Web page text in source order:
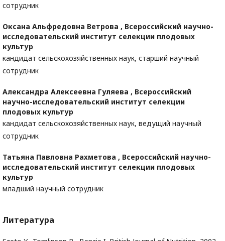
сотрудник
Оксана Альфредовна Ветрова , Всероссийский научно-
исследовательский институт селекции плодовых
культур
кандидат сельскохозяйственных наук, старший научный
сотрудник
Александра Алексеевна Гуляева , Всероссийский
научно-исследовательский институт селекции
плодовых культур
кандидат сельскохозяйственных наук, ведущий научный
сотрудник
Татьяна Павловна Рахметова , Всероссийский научно-
исследовательский институт селекции плодовых
культур
младший научный сотрудник
Литература